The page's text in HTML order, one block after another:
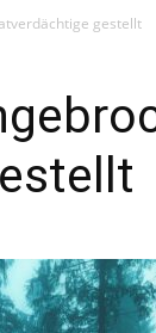
gestellt